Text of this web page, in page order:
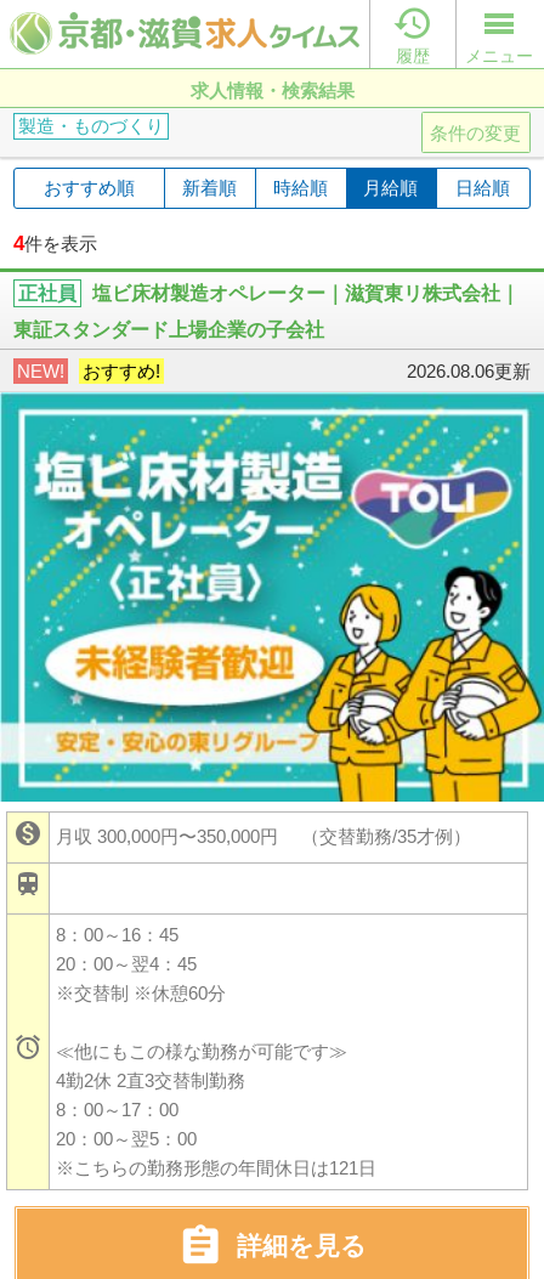

履歴 メニュー
求人情報・検索結果
条件の変更
製造・ものづくり
おすすめ順 新着順 時給順 月給順 日給順
4件を表示
正社員
塩ビ床材製造オペレーター｜滋賀東リ株式会社｜
東証スタンダード上場企業の子会社
NEW!
おすすめ! 2026.08.06更新
 月収 300,000円〜350,000円 （交替勤務/35才例）


8：00～16：45
20：00～翌4：45
※交替制 ※休憩60分
≪他にもこの様な勤務が可能です≫
4勤2休 2直3交替制勤務
8：00～17：00
20：00～翌5：00
※こちらの勤務形態の年間休日は121日
 詳細を見る